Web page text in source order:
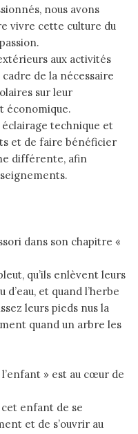
nous avons
vivre cette culture du
aux activités
de la nécessaire
sur leur
économique.
technique et
et de faire bénéficier
différente, afin
dans son chapitre «
qu’ils enlèvent leurs
et quand l’herbe
leurs pieds nus la
quand un arbre les
l’enfant » est au cœur de
enfant de se
et de s’ouvrir au